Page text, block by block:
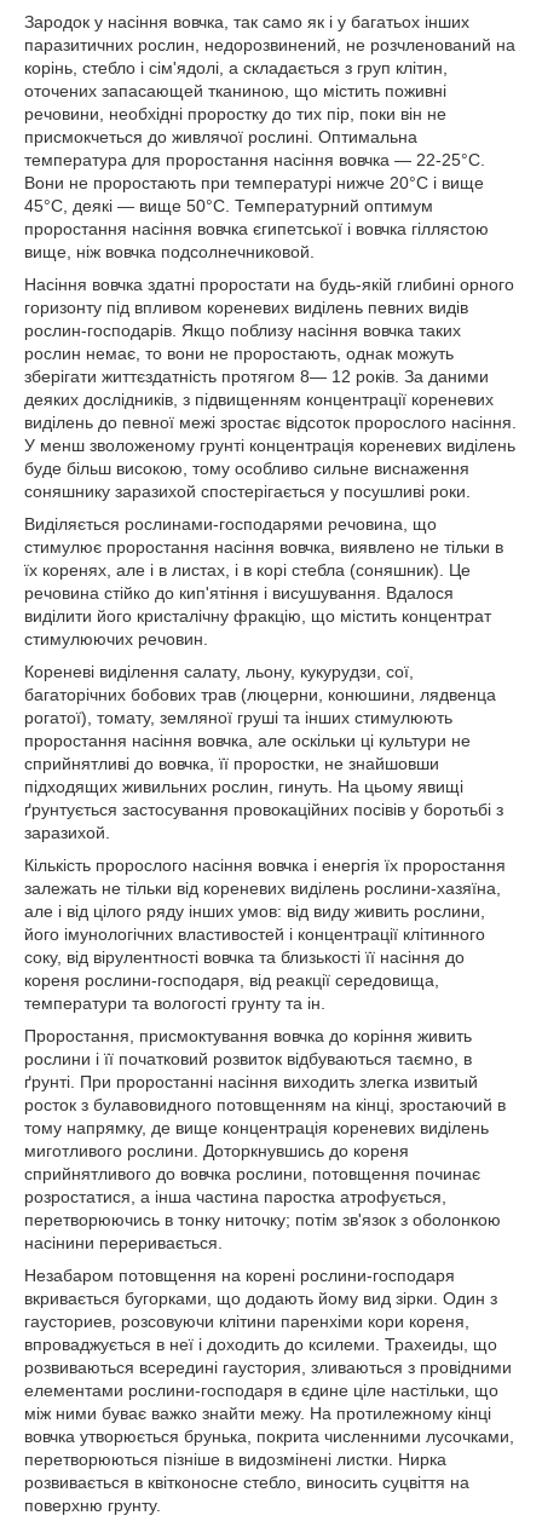
Зародок у насіння вовчка, так само як і у багатьох інших
паразитичних рослин, недорозвинений, не розчленований на
корінь, стебло і сім'ядолі, а складається з груп клітин,
оточених запасающей тканиною, що містить поживні
речовини, необхідні проростку до тих пір, поки він не
присмокчеться до живлячої рослині. Оптимальна
температура для проростання насіння вовчка — 22-25°С.
Вони не проростають при температурі нижче 20°С і вище
45°С, деякі — вище 50°С. Температурний оптимум
проростання насіння вовчка єгипетської і вовчка гіллястою
вище, ніж вовчка подсолнечниковой.
Насіння вовчка здатні проростати на будь-якій глибині орного
горизонту під впливом кореневих виділень певних видів
рослин-господарів. Якщо поблизу насіння вовчка таких
рослин немає, то вони не проростають, однак можуть
зберігати життєздатність протягом 8— 12 років. За даними
деяких дослідників, з підвищенням концентрації кореневих
виділень до певної межі зростає відсоток пророслого насіння.
У менш зволоженому грунті концентрація кореневих виділень
буде більш високою, тому особливо сильне виснаження
соняшнику заразихой спостерігається у посушливі роки.
Виділяється рослинами-господарями речовина, що
стимулює проростання насіння вовчка, виявлено не тільки в
їх коренях, але і в листах, і в корі стебла (соняшник). Це
речовина стійко до кип'ятіння і висушування. Вдалося
виділити його кристалічну фракцію, що містить концентрат
стимулюючих речовин.
Кореневі виділення салату, льону, кукурудзи, сої,
багаторічних бобових трав (люцерни, конюшини, лядвенца
рогатої), томату, земляної груші та інших стимулюють
проростання насіння вовчка, але оскільки ці культури не
сприйнятливі до вовчка, її проростки, не знайшовши
підходящих живильних рослин, гинуть. На цьому явищі
ґрунтується застосування провокаційних посівів у боротьбі з
заразихой.
Кількість пророслого насіння вовчка і енергія їх проростання
залежать не тільки від кореневих виділень рослини-хазяїна,
але і від цілого ряду інших умов: від виду живить рослини,
його імунологічних властивостей і концентрації клітинного
соку, від вірулентності вовчка та близькості її насіння до
кореня рослини-господаря, від реакції середовища,
температури та вологості грунту та ін.
Проростання, присмоктування вовчка до коріння живить
рослини і її початковий розвиток відбуваються таємно, в
ґрунті. При проростанні насіння виходить злегка извитый
росток з булавовидного потовщенням на кінці, зростаючий в
тому напрямку, де вище концентрація кореневих виділень
миготливого рослини. Доторкнувшись до кореня
сприйнятливого до вовчка рослини, потовщення починає
розростатися, а інша частина паростка атрофується,
перетворюючись в тонку ниточку; потім зв'язок з оболонкою
насінини переривається.
Незабаром потовщення на корені рослини-господаря
вкривається бугорками, що додають йому вид зірки. Один з
гаусториев, розсовуючи клітини паренхіми кори кореня,
впроваджується в неї і доходить до ксилеми. Трахеиды, що
розвиваються всередині гаустория, зливаються з провідними
елементами рослини-господаря в єдине ціле настільки, що
між ними буває важко знайти межу. На протилежному кінці
вовчка утворюється брунька, покрита численними лусочками,
перетворюються пізніше в видозмінені листки. Нирка
розвивається в квітконосне стебло, виносить суцвіття на
поверхню грунту.